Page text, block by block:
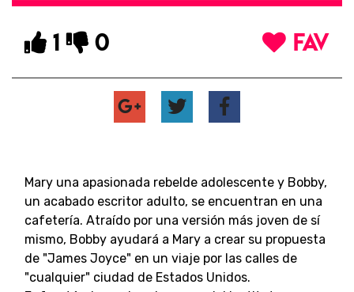
1 0 FAV
Mary una apasionada rebelde adolescente y Bobby,
un acabado escritor adulto, se encuentran en una
cafetería. Atraído por una versión más joven de sí
mismo, Bobby ayudará a Mary a crear su propuesta
de "James Joyce" en un viaje por las calles de
"cualquier" ciudad de Estados Unidos.